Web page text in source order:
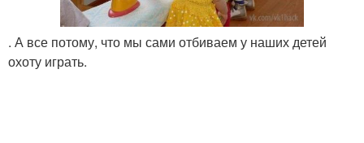
. А все потому, что мы сами отбиваем у наших детей
охоту играть.